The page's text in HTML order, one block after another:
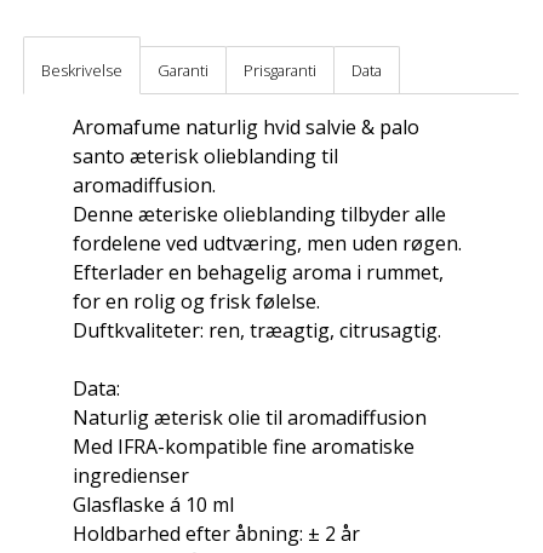
Beskrivelse Garanti Prisgaranti Data
Aromafume naturlig hvid salvie & palo
santo æterisk olieblanding til
aromadiffusion.
Denne æteriske olieblanding tilbyder alle
fordelene ved udtværing, men uden røgen.
Efterlader en behagelig aroma i rummet,
for en rolig og frisk følelse.
Duftkvaliteter: ren, træagtig, citrusagtig.
Data:
Naturlig æterisk olie til aromadiffusion
Med IFRA-kompatible fine aromatiske
ingredienser
Glasflaske á 10 ml
Holdbarhed efter åbning: ± 2 år